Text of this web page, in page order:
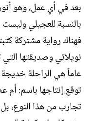
بعد في أي عمل، وهو
بالنسبة للعجيلي
فهناك رواية مشتركة
نويلاتي وصديقتها
عاماً هي الراحلة
توقع إنتاجها باسم: أم
تجارب من هذا النوع،